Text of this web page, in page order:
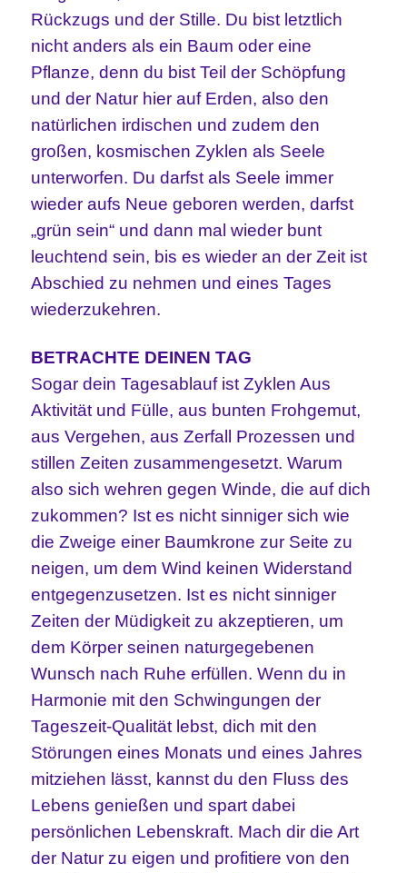
Rückzugs und der Stille. Du bist letztlich
nicht anders als ein Baum oder eine
Pflanze, denn du bist Teil der Schöpfung
und der Natur hier auf Erden, also den
natürlichen irdischen und zudem den
großen, kosmischen Zyklen als Seele
unterworfen. Du darfst als Seele immer
wieder aufs Neue geboren werden, darfst
„grün sein“ und dann mal wieder bunt
leuchtend sein, bis es wieder an der Zeit ist
Abschied zu nehmen und eines Tages
wiederzukehren.
BETRACHTE DEINEN TAG
Sogar dein Tagesablauf ist Zyklen Aus
Aktivität und Fülle, aus bunten Frohgemut,
aus Vergehen, aus Zerfall Prozessen und
stillen Zeiten zusammengesetzt. Warum
also sich wehren gegen Winde, die auf dich
zukommen? Ist es nicht sinniger sich wie
die Zweige einer Baumkrone zur Seite zu
neigen, um dem Wind keinen Widerstand
entgegenzusetzen. Ist es nicht sinniger
Zeiten der Müdigkeit zu akzeptieren, um
dem Körper seinen naturgegebenen
Wunsch nach Ruhe erfüllen. Wenn du in
Harmonie mit den Schwingungen der
Tageszeit-Qualität lebst, dich mit den
Störungen eines Monats und eines Jahres
mitziehen lässt, kannst du den Fluss des
Lebens genießen und spart dabei
persönlichen Lebenskraft. Mach dir die Art
der Natur zu eigen und profitiere von den